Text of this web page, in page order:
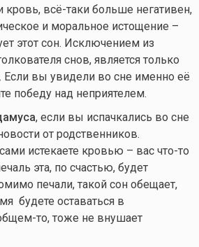
всё-таки больше негативен,
и моральное истощение –
этот сон. Исключением из
снов, является только
Если вы увидели во сне именно её
победу над неприятелем.
, если вы испачкались во сне
от родственников.
истекаете кровью – вас что-то
эта, по счастью, будет
печали, такой сон обещает,
будете оставаться в
то, тоже не внушает